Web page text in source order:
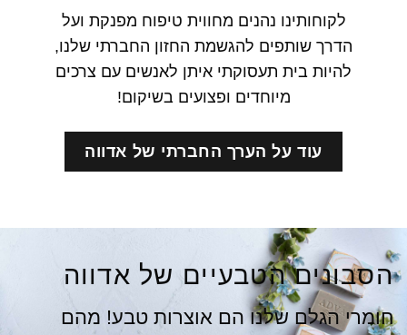
לקוחותינו נהנים מחווית טיפוח מפנקת ועל
הדרך שותפים להגשמת החזון החברתי שלנו,
להיות בית תעסוקתי איתן לאנשים עם צרכים
מיוחדים ופצועים בשיקום!
עוד על הערך החברתי של אדווה
הסבונים הטבעיים של אדווה
חומרי הגלם שלנו הם אוצרות טבע! מהם